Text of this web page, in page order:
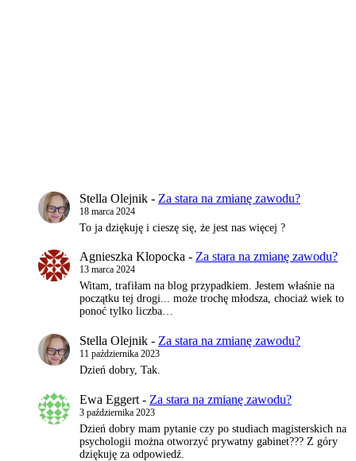
Stella Olejnik - Za stara na zmianę zawodu?
18 marca 2024
To ja dziękuję i cieszę się, że jest nas więcej ?
Agnieszka Klopocka - Za stara na zmianę zawodu?
13 marca 2024
Witam, trafiłam na blog przypadkiem. Jestem właśnie na
początku tej drogi... może trochę młodsza, chociaż wiek to
ponoć tylko liczba…
Stella Olejnik - Za stara na zmianę zawodu?
11 października 2023
Dzień dobry, Tak.
Ewa Eggert - Za stara na zmianę zawodu?
3 października 2023
Dzień dobry mam pytanie czy po studiach magisterskich na
psychologii można otworzyć prywatny gabinet??? Z góry
dziękuję za odpowiedź.